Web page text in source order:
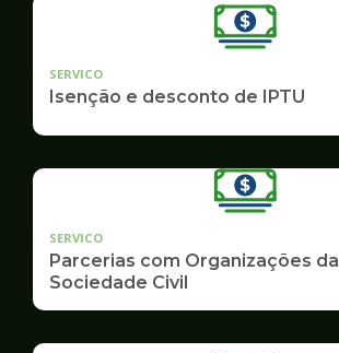
SERVICO
Isenção e desconto de IPTU
SERVICO
Parcerias com Organizações da
Sociedade Civil